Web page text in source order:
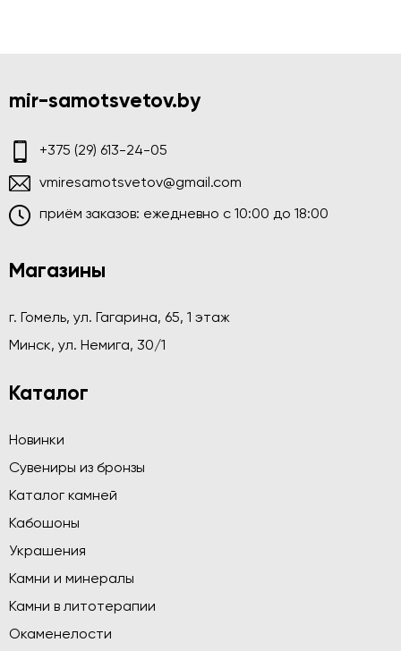
mir-samotsvetov.by
+375 (29) 613-24-05
vmiresamotsvetov@gmail.com
приём заказов: ежедневно c 10:00 до 18:00
Магазины
г. Гомель, ул. Гагарина, 65, 1 этаж
Минск, ул. Немига, 30/1
Каталог
Новинки
Сувениры из бронзы
Каталог камней
Кабошоны
Украшения
Камни и минералы
Камни в литотерапии
Окаменелости